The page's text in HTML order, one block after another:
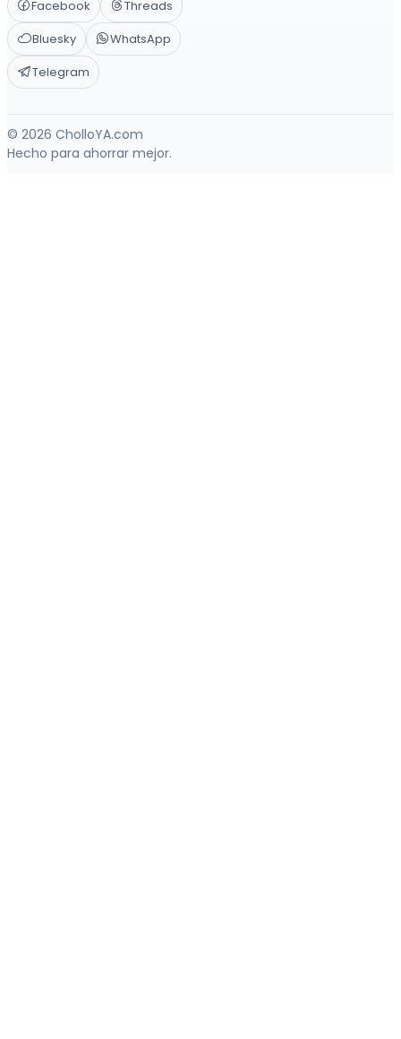
Facebook
Threads
Bluesky
WhatsApp
Telegram
© 2026 CholloYA.com
Hecho para ahorrar mejor.